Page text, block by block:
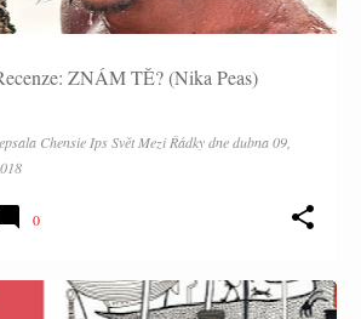
ZNÁM TĚ? (Nika Peas)
Chensie Ips Svět Mezi Řádky dnedubna 09,
0